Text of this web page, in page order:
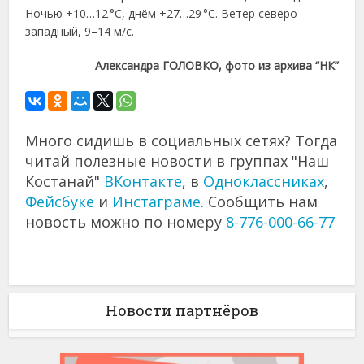
Ночью +10…12 °C, днём +27…29 °C. Ветер северо-
западный, 9–14 м/с.
Александра ГОЛОВКО, фото из архива “НК”
Много сидишь в социальных сетях? Тогда
читай полезные новости в группах "Наш
Костанай" ВКонтакте, в Одноклассниках,
Фейсбуке и Инстаграме. Сообщить нам
новость можно по номеру 8-776-000-66-77
Новости партнёров